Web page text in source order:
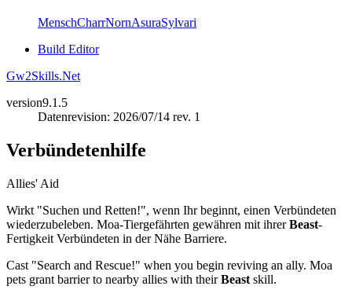
MenschCharrNornAsuraSylvari
Build Editor
Gw2Skills.Net
version9.1.5
Datenrevision: 2026/07/14 rev. 1
Verbündetenhilfe
Allies' Aid
Wirkt "Suchen und Retten!", wenn Ihr beginnt, einen Verbündeten
wiederzubeleben. Moa-Tiergefährten gewähren mit ihrerBeast-
Fertigkeit Verbündeten in der Nähe Barriere.
Cast "Search and Rescue!" when you begin reviving an ally. Moa
pets grant barrier to nearby allies with theirBeast skill.